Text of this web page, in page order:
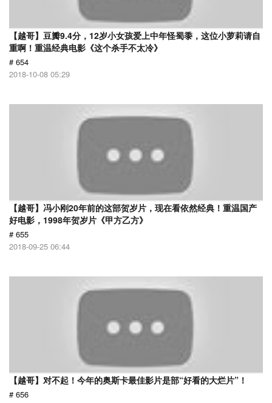
【越哥】豆瓣9.4分，12岁小女孩爱上中年怪蜀黍，这位小萝莉请自
重啊！重温经典电影《这个杀手不太冷》
# 654
2018-10-08 05:29
【越哥】冯小刚20年前的这部贺岁片，现在看依然经典！重温国产
好电影，1998年贺岁片《甲方乙方》
# 655
2018-09-25 06:44
【越哥】对不起！今年的奥斯卡最佳影片是部“好看的大烂片”！
# 656